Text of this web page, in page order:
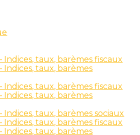
Indices, taux, barèmes fiscaux
Indices, taux, barèmes
Indices, taux, barèmes fiscaux
Indices, taux, barèmes
Indices, taux, barèmes sociaux
Indices, taux, barèmes fiscaux
Indices, taux, barèmes